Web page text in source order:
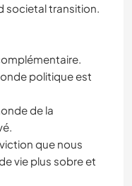
societal transition.
politique est
de la
que nous
vie plus sobre et